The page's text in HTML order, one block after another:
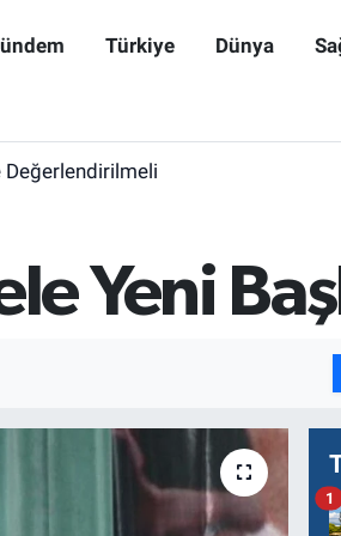
Türkiye Dünya
Değerlendirilmeli
Yeni
1